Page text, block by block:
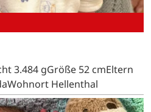
3.484 gGröße 52 cmEltern
Hellenthal